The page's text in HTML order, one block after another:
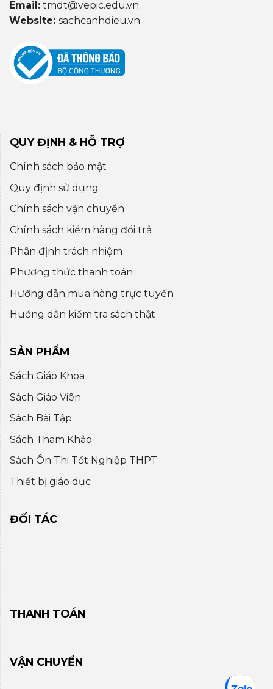
Email: tmdt@vepic.edu.vn
Website: sachcanhdieu.vn
QUY ĐỊNH & HỖ TRỢ
Chính sách bảo mật
Quy định sử dụng
Chính sách vận chuyển
Chính sách kiểm hàng đổi trả
Phân định trách nhiệm
Phương thức thanh toán
Hướng dẫn mua hàng trực tuyến
Huớng dẫn kiểm tra sách thật
SẢN PHẨM
Sách Giáo Khoa
Sách Giáo Viên
Sách Bài Tập
Sách Tham Khảo
Sách Ôn Thi Tốt Nghiệp THPT
Thiết bị giáo dục
ĐỐI TÁC
THANH TOÁN
VẬN CHUYỂN